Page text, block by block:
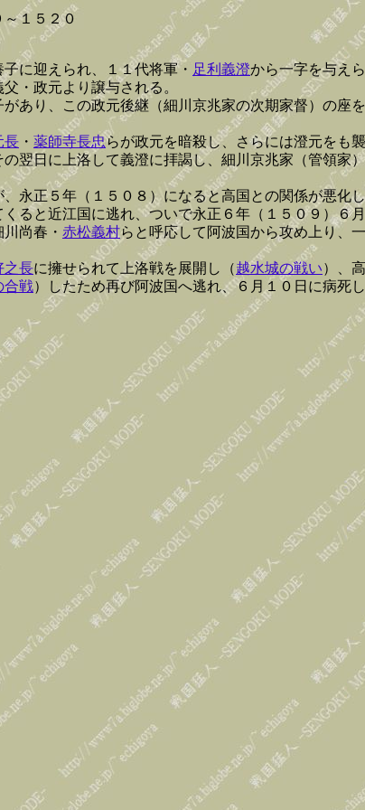
１５２０
子に迎えられ、１１代将軍・ 足利義澄から一字を与え
・政元より譲与される。
あり、この政元後継（細川京兆家の次期家督）の座
長 ・ 薬師寺長忠らが政元を暗殺し、さらには澄元をも
翌日に上洛して義澄に拝謁し、細川京兆家（管領
永正５年（１５０８）になると高国との関係が悪
ると近江国に逃れ、ついで永正６年（１５０９）６
尚春・ 赤松義村らと呼応して阿波国から攻め上り、
之長に擁せられて上洛戦を展開し（越水城の戦い）、
合戦）したため再び阿波国へ逃れ、６月１０日に病死